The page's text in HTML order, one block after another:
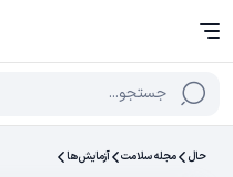
جستجو...
حال مجله سلامت آزمایش‌‌ها